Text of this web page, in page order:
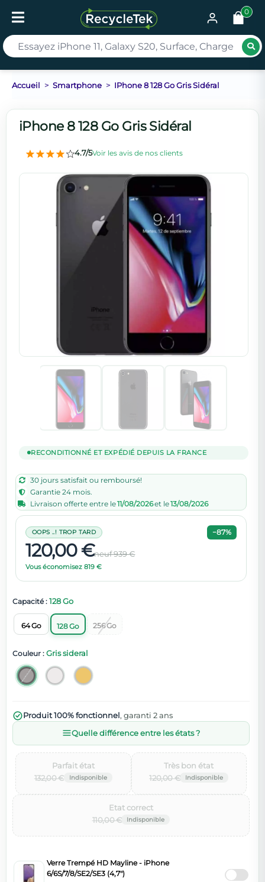
0
Accueil Smartphone IPhone 8 128 Go Gris Sidéral
iPhone 8 128 Go Gris Sidéral
4.7/5Voir les avis de nos clients
RECONDITIONNÉ ET EXPÉDIÉ DEPUIS LA FRANCE
30 jours satisfait ou remboursé!
Garantie 24 mois.
Livraison offerte entre le11/08/2026et le13/08/2026
120,00 €neuf 939 €
Vous économisez 819 €
OOPS ..! TROP TARD −87%
Capacité : 128 Go
64 Go 128 Go 256 Go
Couleur : Gris sideral
Produit 100% fonctionnel, garanti 2 ans
Quelle différence entre les états ?
132,00 €
Parfait état‌
120,00 €
Très bon état‌
110,00 €
Etat correct‌
Verre Trempé HD Mayline - iPhone
6/6S/7/8/SE2/SE3 (4,7")